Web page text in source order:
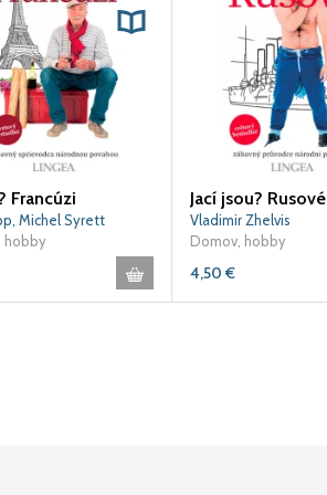
Francúzi
Michel Syrett
hobby
Jací jsou? Rusové
Vladimir Zhelvis
Domov, hobby
4,50 €